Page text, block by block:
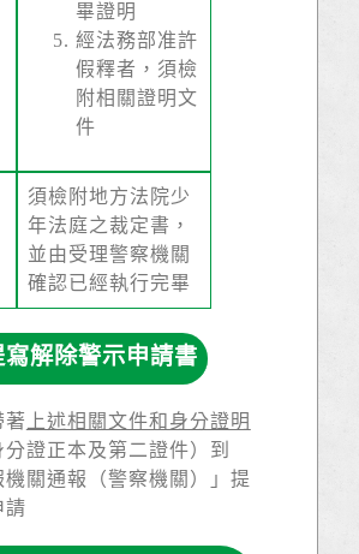
畢證明
經法務部准許
假釋者，須檢
附相關證明文
件
須檢附地方法院少
年法庭之裁定書，
並由受理警察機關
確認已經執行完畢
寫解除警示申請書
著 上述相關文件和身分證明
分證正本及第二證件）到
機關通報（警察機關）」提
請